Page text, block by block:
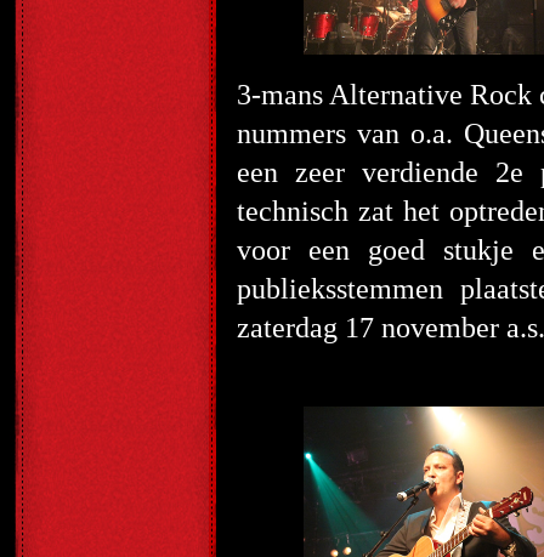
3-mans Alternative Rock
nummers van o.a.
een zeer verdiende 2e
technisch zat het
voor een goed stukje
publieksstemmen
zaterdag 17 november